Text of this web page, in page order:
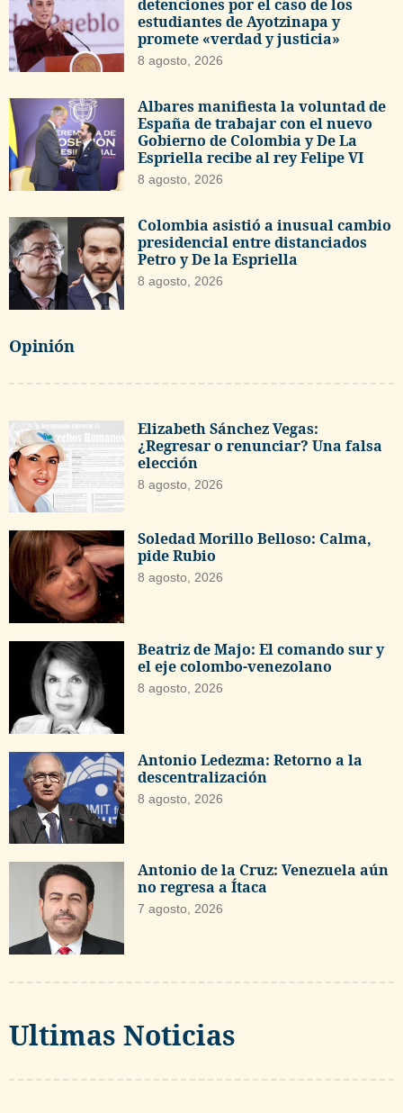
detenciones por el caso de los
estudiantes de Ayotzinapa y
promete «verdad y justicia»
8 agosto, 2026
Albares manifiesta la voluntad de
España de trabajar con el nuevo
Gobierno de Colombia y De La
Espriella recibe al rey Felipe VI
8 agosto, 2026
Colombia asistió a inusual cambio
presidencial entre distanciados
Petro y De la Espriella
8 agosto, 2026
Opinión
Elizabeth Sánchez Vegas:
¿Regresar o renunciar? Una falsa
elección
8 agosto, 2026
Soledad Morillo Belloso: Calma,
pide Rubio
8 agosto, 2026
Beatriz de Majo: El comando sur y
el eje colombo-venezolano
8 agosto, 2026
Antonio Ledezma: Retorno a la
descentralización
8 agosto, 2026
Antonio de la Cruz: Venezuela aún
no regresa a Ítaca
7 agosto, 2026
Ultimas Noticias